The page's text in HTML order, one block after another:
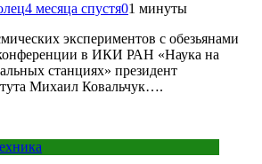
4 месяца спустя01 минуты
экспериментов с обезьянами
в ИКИ РАН «Наука на
станциях» президент
Михаил Ковальчук….